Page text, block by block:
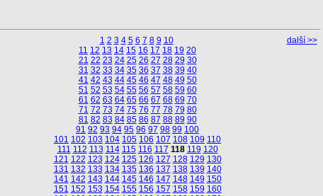
1 2 3 4 5 6 7 8 9 10
11 12 13 14 15 16 17 18 19 20
21 22 23 24 25 26 27 28 29 30
31 32 33 34 35 36 37 38 39 40
41 42 43 44 45 46 47 48 49 50
51 52 53 54 55 56 57 58 59 60
61 62 63 64 65 66 67 68 69 70
71 72 73 74 75 76 77 78 79 80
81 82 83 84 85 86 87 88 89 90
91 92 93 94 95 96 97 98 99 100
101 102 103 104 105 106 107 108 109 110
111 112 113 114 115 116 117 118 119 120
121 122 123 124 125 126 127 128 129 130
131 132 133 134 135 136 137 138 139 140
141 142 143 144 145 146 147 148 149 150
151 152 153 154 155 156 157 158 159 160
další >>